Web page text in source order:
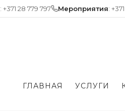
: +371 28 779 797 Мероприятия:
ГЛАВНАЯ УСЛУГИ